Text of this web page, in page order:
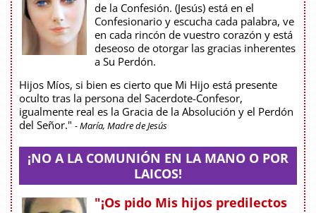
de la Confesión. (Jesús) está en el
Confesionario y escucha cada palabra, ve
en cada rincón de vuestro corazón y está
deseoso de otorgar las gracias inherentes
a Su Perdón.
Hijos Míos, si bien es cierto que Mi Hijo está presente
oculto tras la persona del Sacerdote-Confesor,
igualmente real es la Gracia de la Absolución y el Perdón
del Señor." - María, Madre de Jesús
¡NO A LA COMUNIÓN EN LA MANO O POR
LAICOS!
"¡Os pido Mis hijos predilectos